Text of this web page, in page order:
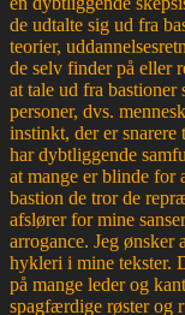
de udtalte sig ud fra
teorier,
de selv finder på eller
at tale ud fra bastioner
personer, dvs.
instinkt, der er
har dybtliggende
at mange er blinde for
bastion de tror de
afslører for mine
arrogance. Jeg ønsker
hykleri i mine tekster.
på mange leder og
spagfærdige røster og